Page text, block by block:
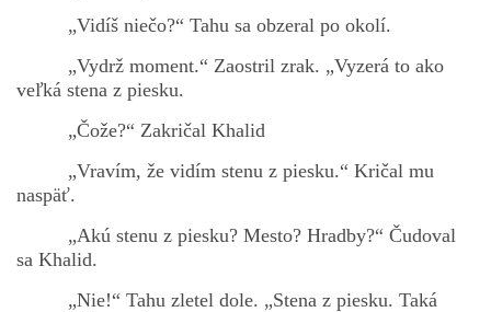
„Vidíš niečo?“ Tahu sa obzeral po okolí.
„Vydrž moment.“ Zaostril zrak. „Vyzerá to ako
veľká stena z piesku.
„Čože?“ Zakričal Khalid
„Vravím, že vidím stenu z piesku.“ Kričal mu
naspäť.
„Akú stenu z piesku? Mesto? Hradby?“ Čudoval
sa Khalid.
„Nie!“ Tahu zletel dole. „Stena z piesku. Taká